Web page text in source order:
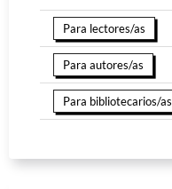
Para lectores/as
Para autores/as
Para bibliotecarios/as